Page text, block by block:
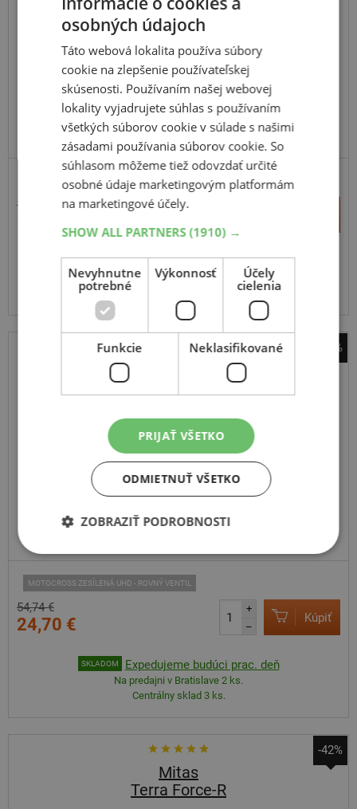
MOTOCYKL A SCOOTER
18,45 €
SKLADOM Expedujeme do 2 prac. dní
Na predajni v Bratislave do 2 dní.
Centrálny sklad 20 ks.
-55%
ME-CR19E NHS
MOTOCROSS ZESÍLENÁ UHD - ROVNÝ VENTIL
54,74 €
24,70 €
+
–
Kúpiť
SKLADOM Expedujeme budúci prac. deň
Na predajni v Bratislave 2 ks.
Centrálny sklad 3 ks.
-42%
Mitas
Terra Force-R
osobných údajoch
Táto webová lokalita používa súbory
cookie na zlepšenie používateľskej
skúsenosti. Používaním našej webovej
lokality vyjadrujete súhlas s používaním
všetkých súborov cookie v súlade s našimi
zásadami používania súborov cookie. So
súhlasom môžeme tiež odovzdať určité
osobné údaje marketingovým platformám
na marketingové účely.
SHOW ALL PARTNERS(1910) →
Nevyhnutne
potrebné
Výkonnosť
Účely
cielenia
Funkcie Neklasifikované
PRIJAŤ VŠETKO
ODMIETNUŤ VŠETKO
ZOBRAZIŤ PODROBNOSTI